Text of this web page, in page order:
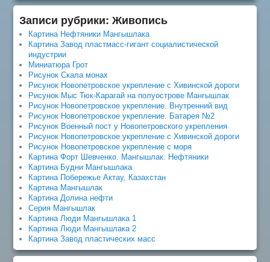
Записи рубрики: Живопись
Картина Нефтяники Мангышлака
Картина Завод пластмасс-гигант социалистической
индустрии
Миниатюра Грот
Рисунок Скала монах
Рисунок Новопетровское укрепление с Хивинской дороги
Рисунок Мыс Тюк-Карагай на полуострове Мангышлак
Рисунок Новопетровское укрепление. Внутренний вид
Рисунок Новопетровское укрепление. Батарея №2
Рисунок Военный пост у Новопетровского укрепления
Рисунок Новопетровское укрепление с Хивинской дороги
Рисунок Новопетровское укрепление с моря
Картина Форт Шевченко. Мангышлак. Нефтяники
Картина Будни Мангышлака
Картина Побережье Актау, Казахстан
Картина Мангышлак
Картина Долина нефти
Серия Мангышлак
Картина Люди Мангышлака 1
Картина Люди Мангышлака 2
Картина Завод пластических масс